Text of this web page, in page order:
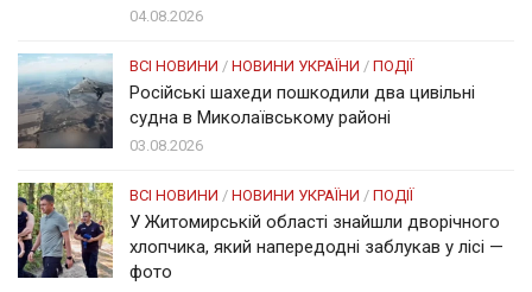
04.08.2026
ВСІ НОВИНИ / НОВИНИ УКРАЇНИ / ПОДІЇ
Російські шахеди пошкодили два цивільні
судна в Миколаївському районі
03.08.2026
ВСІ НОВИНИ / НОВИНИ УКРАЇНИ / ПОДІЇ
У Житомирській області знайшли дворічного
хлопчика, який напередодні заблукав у лісі —
фото